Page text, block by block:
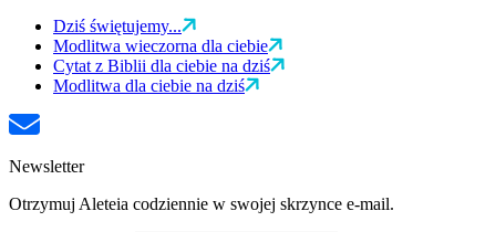
Dziś świętujemy...
Modlitwa wieczorna dla ciebie
Cytat z Biblii dla ciebie na dziś
Modlitwa dla ciebie na dziś
Newsletter
Otrzymuj Aleteia codziennie w swojej skrzynce e-mail.